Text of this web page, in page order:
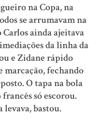
na Copa, na
se arrumavam na
ainda ajeitava
da linha da
e Zidane rápido
fechando
O tapa na bola
só escorou.
levava, bastou.